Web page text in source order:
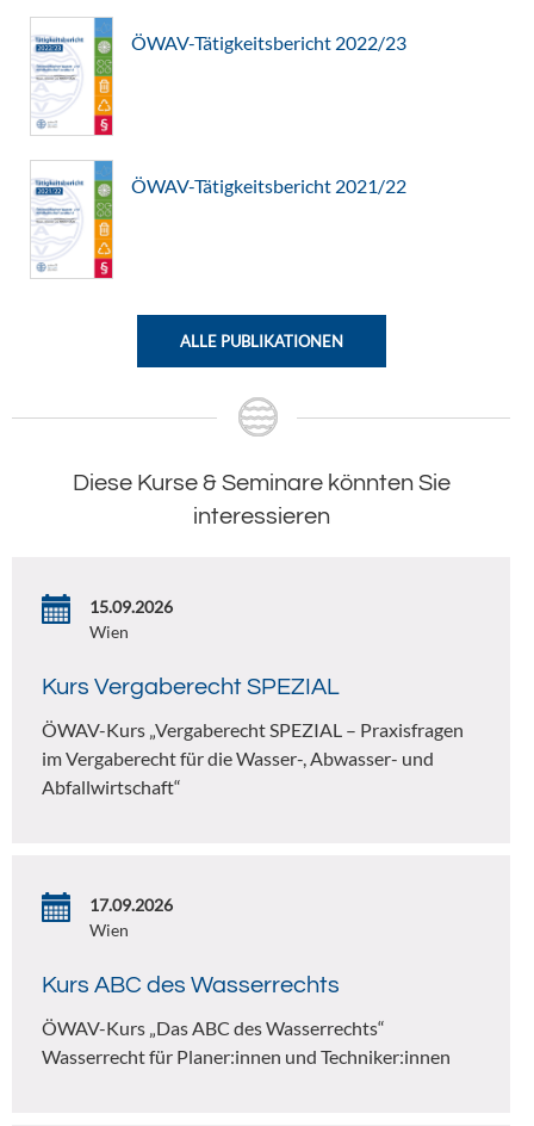
ÖWAV-Tätigkeitsbericht 2022/23
ÖWAV-Tätigkeitsbericht 2021/22
ALLE PUBLIKATIONEN
Diese Kurse & Seminare könnten Sie
interessieren
15.09.2026
Wien
Kurs Vergaberecht SPEZIAL
ÖWAV-Kurs „Vergaberecht SPEZIAL – Praxisfragen
im Vergaberecht für die Wasser-, Abwasser- und
Abfallwirtschaft“
17.09.2026
Wien
Kurs ABC des Wasserrechts
ÖWAV-Kurs „Das ABC des Wasserrechts“
Wasserrecht für Planer:innen und Techniker:innen